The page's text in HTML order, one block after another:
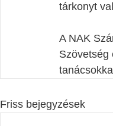
tárkonyt
A NAK
Szövetség
Friss bejegyzések